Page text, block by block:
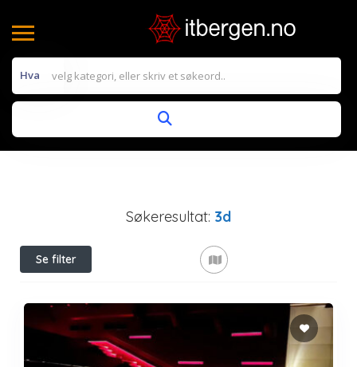
Hva
Søkeresultat: 3d
Se filter